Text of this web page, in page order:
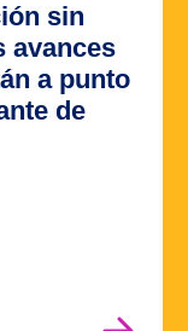
sin
avances
a punto
de